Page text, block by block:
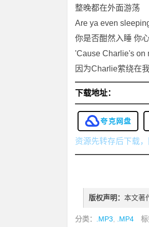
整晚都在外面游荡
Are ya even
你是否酣然入睡 你
'Cause Charlie's on
因为Charlie萦绕在
下载地址：
夸克网盘
资源先转存后下载
版权声明：本文著
分类： .MP3 .MP4 标